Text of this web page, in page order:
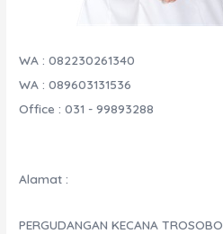
WA : 082230261340
WA : 089603131536
Office : 031 - 99893288
Alamat :
PERGUDANGAN KECANA TROSOBO